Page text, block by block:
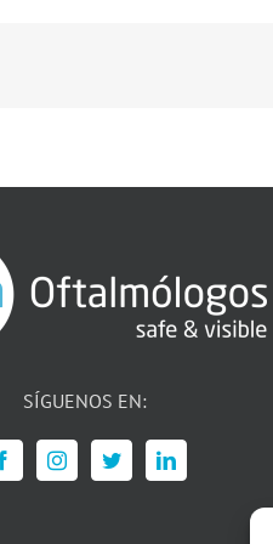
SÍGUENOS EN: